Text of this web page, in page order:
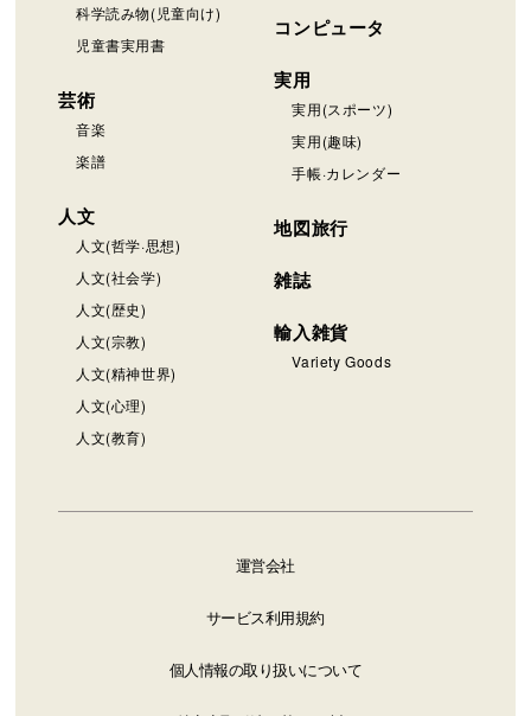
科学読み物(児童向け)
児童書実用書
芸術
音楽
楽譜
人文
人文(哲学·思想)
人文(社会学)
人文(歴史)
人文(宗教)
人文(精神世界)
人文(心理)
人文(教育)
コンピュータ
実用
実用(スポーツ)
実用(趣味)
手帳·カレンダー
地図旅行
雑誌
輸入雑貨
Variety Goods
運営会社
サービス利用規約
個人情報の取り扱いについて